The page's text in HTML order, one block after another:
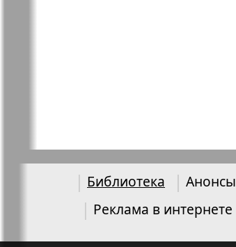
Рубеж
Библиотека Анонсы
Реклама в интернете